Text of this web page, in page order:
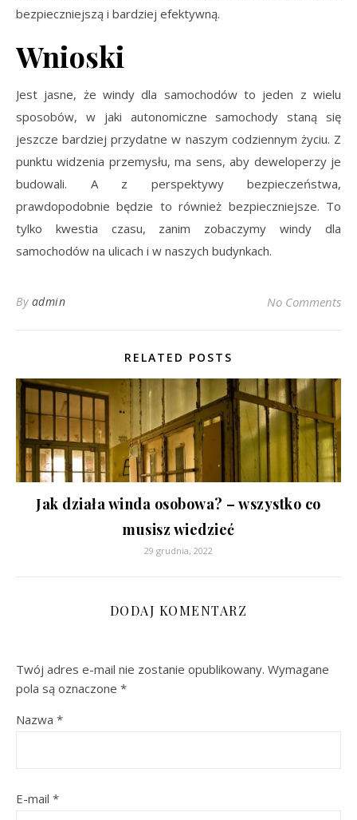
bezpieczniejszą i bardziej efektywną.
Wnioski
Jest jasne, że windy dla samochodów to jeden z wielu
sposobów, w jaki autonomiczne samochody staną się
jeszcze bardziej przydatne w naszym codziennym życiu. Z
punktu widzenia przemysłu, ma sens, aby deweloperzy je
budowali. A z perspektywy bezpieczeństwa,
prawdopodobnie będzie to również bezpieczniejsze. To
tylko kwestia czasu, zanim zobaczymy windy dla
samochodów na ulicach i w naszych budynkach.
By admin No Comments
RELATED POSTS
Jak działa winda osobowa? – wszystko co
musisz wiedzieć
29 grudnia, 2022
DODAJ KOMENTARZ
Twój adres e-mail nie zostanie opublikowany. Wymagane
pola są oznaczone *
Nazwa *
E-mail *